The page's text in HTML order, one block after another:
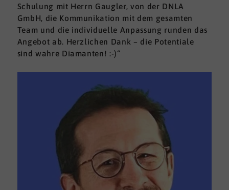
Schulung mit Herrn Gaugler, von der DNLA
GmbH, die Kommunikation mit dem gesamten
Team und die individuelle Anpassung runden das
Angebot ab. Herzlichen Dank – die Potentiale
sind wahre Diamanten! :-)“